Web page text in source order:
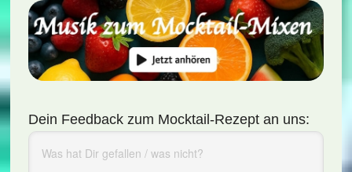
Dein Feedback zum Mocktail-Rezept an uns: